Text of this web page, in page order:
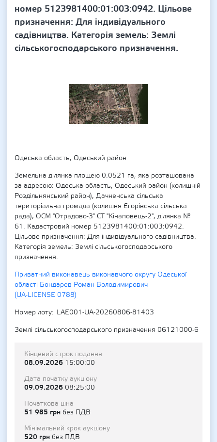
номер 5123981400:01:003:0942. Цільове
призначення: Для індивідуального
садівництва. Категорія земель: Землі
сільськогосподарського призначення.
Одеська область, Одеський район
Земельна ділянка площею 0.0521 га, яка розташована
за адресою: Одеська область, Одеський район (колишній
Роздільнянський район), Дачненська сільська
територіальна громада (колишня Єгорівська сільська
рада), ОСМ "Отрадово-3" СТ "Кінаповець-2", ділянка №
61. Кадастровий номер 5123981400:01:003:0942.
Цільове призначення: Для індивідуального садівництва.
Категорія земель: Землі сільськогосподарського
призначення.
Приватний виконавець виконавчого округу Одеської
області Бондарев Роман Володимирович
(UA-LICENSE 0788)
Номер лоту
LAE001-UA-20260806-81403
Землі сільськогосподарського призначення 06121000-6
Кінцевий строк подання
08.09.2026 15:00:00
Дата початку аукціону
09.09.2026 08:25:00
Початкова ціна
51 985 грн без ПДВ
Мінімальний крок аукціону
520 грн без ПДВ